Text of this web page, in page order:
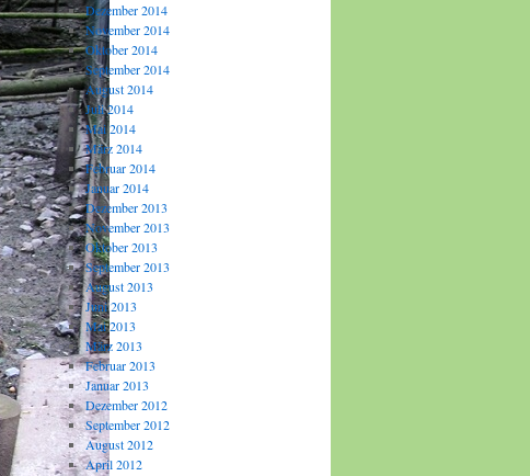
Dezember 2014
November 2014
Oktober 2014
September 2014
August 2014
Juli 2014
Mai 2014
März 2014
Februar 2014
Januar 2014
Dezember 2013
November 2013
Oktober 2013
September 2013
August 2013
Juni 2013
Mai 2013
März 2013
Februar 2013
Januar 2013
Dezember 2012
September 2012
August 2012
April 2012